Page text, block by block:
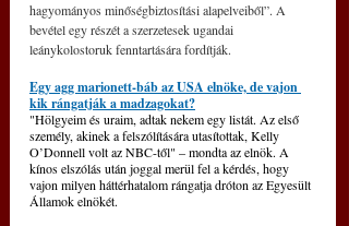
hagyományos minőségbiztosítási alapelveiből”. A
bevétel egy részét a szerzetesek ugandai
leánykolostoruk fenntartására fordítják.
Egy agg marionett-báb az USA elnöke, de vajon
kik rángatják a madzagokat?
"Hölgyeim és uraim, adtak nekem egy listát. Az első
személy, akinek a felszólítására utasítottak, Kelly
O’Donnell volt az NBC-től" – mondta az elnök. A
kínos elszólás után joggal merül fel a kérdés, hogy
vajon milyen háttérhatalom rángatja dróton az Egyesült
Államok elnökét.